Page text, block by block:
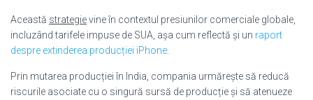
Această strategievine în contextul presiunilor comerciale globale,
incluzând tarifele impuse de SUA, așa cum reflectă și un raport
despre extinderea producției iPhone
Prin mutarea producției în India, compania urmărește să reducă
riscurile asociate cu o singură sursă de producție și să atenueze